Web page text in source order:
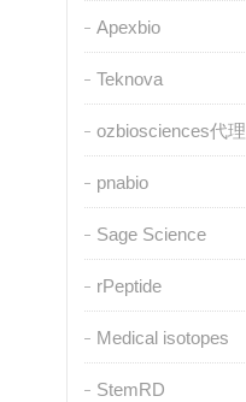
Apexbio
Teknova
ozbiosciences代理
pnabio
Sage Science
rPeptide
Medical isotopes
StemRD